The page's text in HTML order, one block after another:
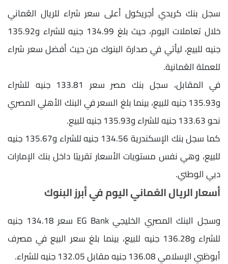
سجل بنك كريدي أجريكول أعلى سعر شراء للريال العُماني
خلال تعاملات اليوم، حيث بلغ 134.99 جنيه للشراء و135.92
جنيه للبيع، ليأتي في صدارة البنوك من حيث أفضل سعر شراء
للعملة العُمانية.
في المقابل، سجل بنك مصر سعر 133.81 جنيه للشراء
و135.93 جنيه للبيع، بينما بلغ السعر في البنك الأهلي المصري
نحو 133.63 جنيه للشراء و135.93 جنيه للبيع.
كما سجل بنك الإسكندرية 134.56 جنيه للشراء و135.67 جنيه
للبيع، وهي نفس مستويات الأسعار تقريبًا داخل بنك الإمارات
دبي الوطني.
أسعار الريال العُماني اليوم في أبرز البنوك
وسجل البنك المصري الخليجي EG Bank سعر 134.18 جنيه
للشراء و136.28 جنيه للبيع، بينما بلغ سعر البيع في مصرف
أبوظبي الإسلامي 136.08 جنيه مقابل 132.05 جنيه للشراء.